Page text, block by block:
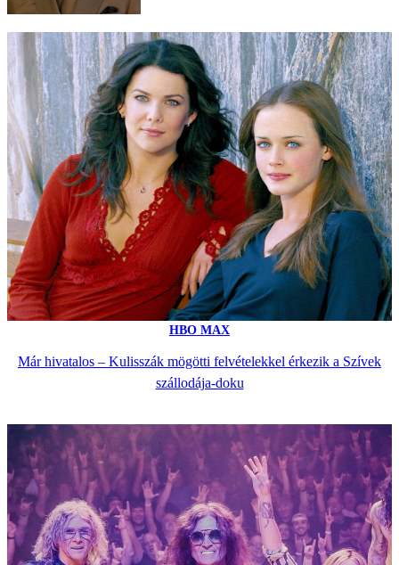
HBO MAX
Már hivatalos – Kulisszák mögötti felvételekkel érkezik a Szívek
szállodája-doku